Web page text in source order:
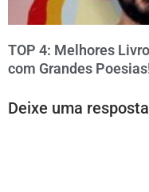
TOP 4: Melhores
com Grandes
Deixe uma resposta